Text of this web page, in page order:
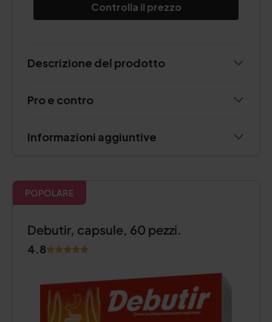
Controlla il prezzo
Descrizione del prodotto
Pro e contro
Informazioni aggiuntive
POPOLARE
Debutir, capsule, 60 pezzi.
4.8